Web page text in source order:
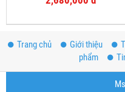
Trang chủ Giới thiệu
phẩm